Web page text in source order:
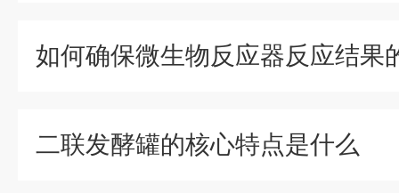
如何确保微生物反应器反应结果
二联发酵罐的核心特点是什么